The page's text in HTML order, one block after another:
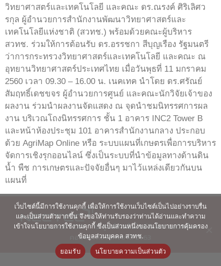
วิทยาศาสตร์และเทคโนโลยี และคณะ ดร.ณรงค์ ศิริเลิศว
รกุล ผู้อำนวยการสำนักงานพัฒนาวิทยาศาสตร์และ
เทคโนโลยีแห่งชาติ (สวทช.) พร้อมด้วยคณะผู้บริหาร
สวทช. ร่วมให้การต้อนรับ ดร.อรรชกา สีบุญเรือง รัฐมนตรี
ว่าการกระทรวงวิทยาศาสตร์และเทคโนโลยี และคณะ ณ
อุทยานวิทยาศาสตร์ประเทศไทย เมื่อวันพุธที่ 11 มกราคม
2560 เวลา 09.30 – 16.00 น. เนคเทค นำโดย ดร.ศรัณย์
สัมฤทธิ์เดชขจร ผู้อำนวยการศูนย์ และคณะนักวิจัยเจ้าของ
ผลงาน ร่วมนำผลงานจัดแสดง ณ จุดนำชมนิทรรศการผล
งาน บริเวณโถงนิทรรศการ ชั้น 1 อาคาร INC2 Tower B
และหน้าห้องประชุม 101 อาคารสำนักงานกลาง ประกอบ
ด้วย AgriMap Online หรือ ระบบแผนที่เกษตรเพื่อการบริหาร
จัดการเชิงรุกออนไลน์ ซึ่งเป็นระบบที่นำข้อมูลทางด้านดิน
น้ำ พืช การเกษตรและปัจจัยอื่นๆ มาไว้แหล่งเดียวกันบน
แผนที่
© ศูนย์เทคโนโลยีอิเล็กทรอนิกส์และ
คอมพิวเตอร์แห่งชาติ 2563
เว็บไซต์นี้มีการใช้งานคุกกี้ เพื่อให้การใช้งานเว็บไซต์เป็นไปอย่างราบรื่น
และเป็นส่วนตัวมากขึ้น จึงขอให้ท่านรับรองว่าท่านได้อ่านและทำความ
เข้าใจนโยบายการใช้งานคุกกี้ ซึ่งเป็นส่วนหนึ่งของนโยบายการคุ้มครอง
ข้อมูลส่วนบุคคล สวทช.
ยอมรับ
นโยบายความเป็นส่วนตัว